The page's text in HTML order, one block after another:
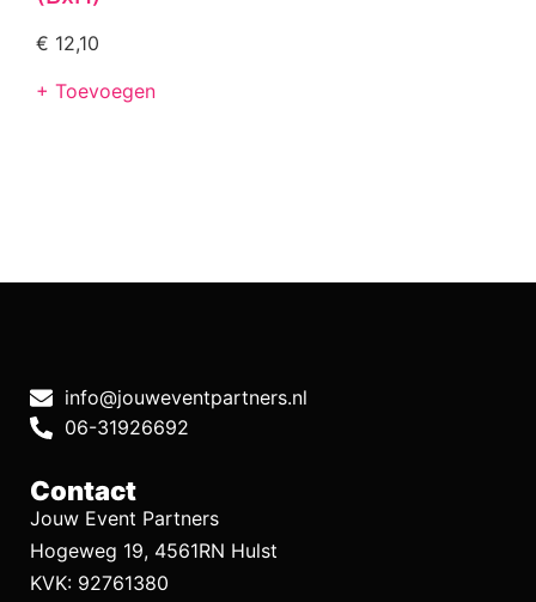
€ 12,10
+ Toevoegen
info@jouweventpartners.nl
06-31926692
Contact
Jouw Event Partners
Hogeweg 19, 4561RN Hulst
KVK: 92761380